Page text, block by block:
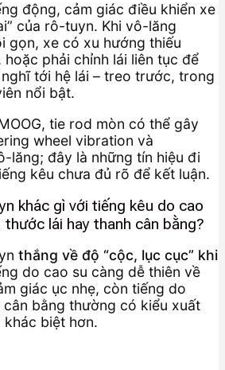
động, cảm giác điều khiển xe
của rô-tuyn. Khi vô-lăng
gọn, xe có xu hướng thiếu
hoặc phải chỉnh lái liên tục để
tới hệ lái – treo trước, trong
nổi bật.
tie rod mòn có thể gây
wheel vibration và
lăng; đây là những tín hiệu đi
kêu chưa đủ rõ để kết luận.
khác gì với tiếng kêu do cao
lái hay thanh cân bằng?
thắng về độ “cộc, lục cục” khi
do cao su càng dễ thiên về
giác ục nhẹ, còn tiếng do
bằng thường có kiểu xuất
khác biệt hơn.